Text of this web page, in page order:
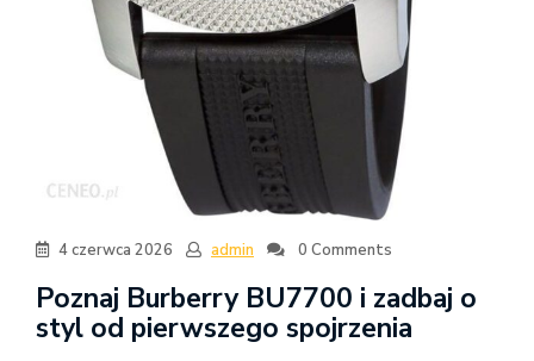
4 czerwca 2026 admin 0 Comments
Poznaj Burberry BU7700 i zadbaj o
styl od pierwszego spojrzenia